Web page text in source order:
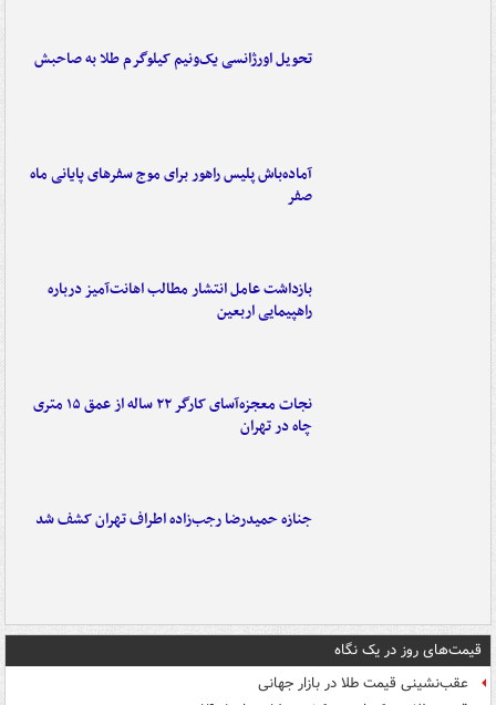
تحویل اورژانسی یک‌ونیم کیلوگرم طلا به صاحبش
آماده‌باش پلیس راهور برای موج سفرهای پایانی ماه
صفر
بازداشت عامل انتشار مطالب اهانت‌آمیز درباره
راهپیمایی اربعین
نجات معجزه‌آسای کارگر ۲۲ ساله از عمق ۱۵ متری
چاه در تهران
جنازه حمیدرضا رجب‌زاده اطراف تهران کشف شد
قیمت‌های روز در یک نگاه
عقب‌نشینی قیمت طلا در بازار جهانی